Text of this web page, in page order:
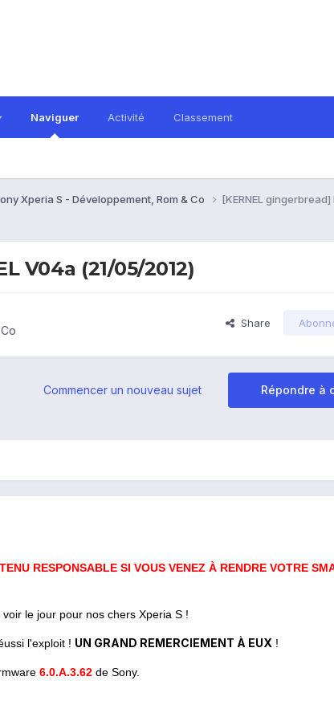
Naviguer Activité Classement
Xperia S - Développement, Rom & Co [KERNEL
V04a (21/05/2012)
Share
Répondre à
Commencer un nouveau sujet
RESPONSABLE SI VOUS VENEZ À RENDRE VOTRE
le jour pour nos chers Xperia S !
l'exploit ! UN GRAND REMERCIEMENT À EUX !
6.0.A.3.62 de Sony.